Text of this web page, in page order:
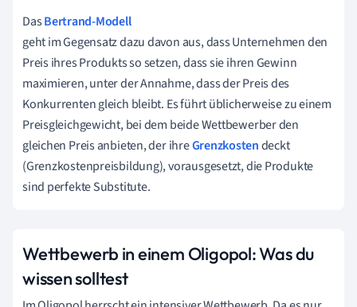
DasBertrand-Modell
geht im Gegensatz dazu davon aus, dass Unternehmen den
Preis ihres Produkts so setzen, dass sie ihren Gewinn
maximieren, unter der Annahme, dass der Preis des
Konkurrenten gleich bleibt. Es führt üblicherweise zu einem
Preisgleichgewicht, bei dem beide Wettbewerber den
gleichen Preis anbieten, der ihreGrenzkostendeckt
(Grenzkostenpreisbildung), vorausgesetzt, die Produkte
sind perfekte Substitute.
Wettbewerb in einem Oligopol: Was du
wissen solltest